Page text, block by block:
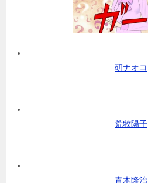
研ナオコ
荒牧陽子
青木隆治